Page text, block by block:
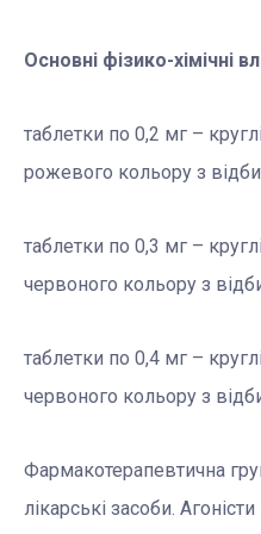
Основні фізико-хімічні
таблетки по 0,2 мг –
рожевого кольору з
таблетки по 0,3 мг –
червоного кольору з
таблетки по 0,4 мг –
червоного кольору з
Фармакотерапевтична
лікарські засоби.